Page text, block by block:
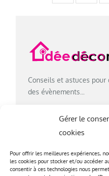
Gérer le
cookies
Pour offrir les meilleures expériences,
les cookies pour stocker et/ou accéder
consentir à ces technologies nous
Conseils et astuces
des évènements...
Décoration extérieure